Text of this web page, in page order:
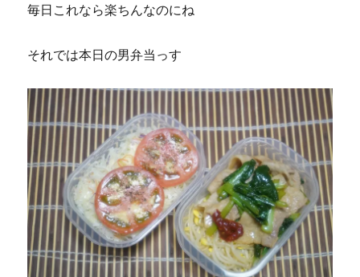
毎日これなら楽ちんなのにね
それでは本日の男弁当っす